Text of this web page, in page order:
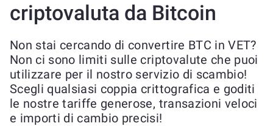
criptovaluta da Bitcoin
Non stai cercando di convertire BTC in VET?
Non ci sono limiti sulle criptovalute che puoi
utilizzare per il nostro servizio di scambio!
Scegli qualsiasi coppia crittografica e goditi
le nostre tariffe generose, transazioni veloci
e importi di cambio precisi!